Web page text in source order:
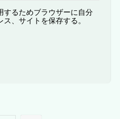
するためブラウザーに自分
、サイトを保存する。